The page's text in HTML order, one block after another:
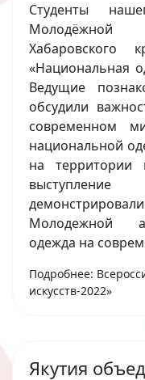
Студенты
Молодёжной
Хабаровского
«Национальная
Ведущие
обсудили
современном
национальной
на территории
Молодежной
одежда на
Подробнее:
искусств-2022»
Якутия